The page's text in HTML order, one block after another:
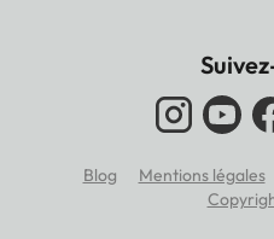
Blog Mentions légales